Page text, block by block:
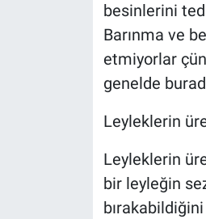
besinlerini
Barınma ve
etmiyorlar
genelde
Leyleklerin
Leyleklerin
bir leyleğin